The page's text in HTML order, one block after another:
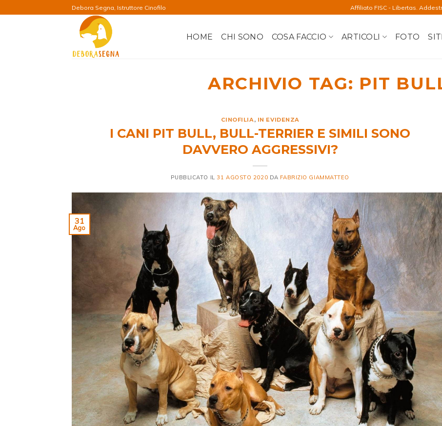
ai
Debora Segna, Istruttore Cinofilo Affiliato FISC - Libertas.
HOME CHI SONO COSA FACCIO ARTICOLI FOTO
ARCHIVIO TAG: PIT
CINOFILIA , IN EVIDENZA
I CANI PIT BULL, BULL-TERRIER E SIMILI SONO
DAVVERO AGGRESSIVI?
PUBBLICATO IL 31 AGOSTO 2020 DA FABRIZIO GIAMMATTEO
31
Ago